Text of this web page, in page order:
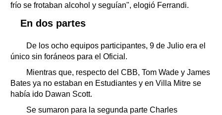
frío se frotaban alcohol y seguían", elogió Ferrandi.
En dos partes
De los ocho equipos participantes, 9 de Julio era el
único sin foráneos para el Oficial.
Mientras que, respecto del CBB, Tom Wade y James
Bates ya no estaban en Estudiantes y en Villa Mitre se
había ido Dawan Scott.
Se sumaron para la segunda parte Charles